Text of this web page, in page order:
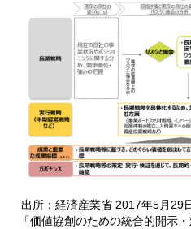
出所：経済産業省 2017年5月29
「価値協創のための統合的開示